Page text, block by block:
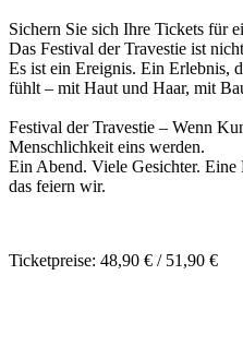
Sichern Sie sich Ihre Tickets für
Das Festival der Travestie ist
Es ist ein Ereignis. Ein Erlebnis,
fühlt – mit Haut und Haar, mit
Festival der Travestie – Wenn
Menschlichkeit eins werden.
Ein Abend. Viele Gesichter.
das feiern wir.
Ticketpreise: 48,90 € / 51,90 €